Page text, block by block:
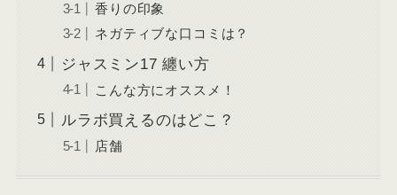
香りの印象
ネガティブな口コミは？
ジャスミン17 纏い方
こんな方にオススメ！
ルラボ買えるのはどこ？
店舗